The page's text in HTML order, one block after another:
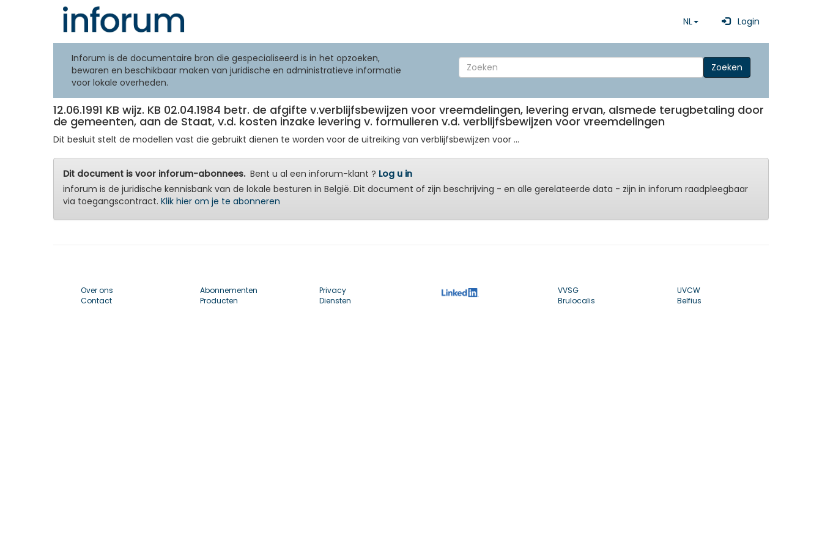
NL Login
Inforum is de documentaire bron die gespecialiseerd is in het opzoeken,
bewaren en beschikbaar maken van juridische en administratieve informatie
voor lokale overheden.
Zoeken
12.06.1991 KB wijz. KB 02.04.1984 betr. de afgifte v.verblijfsbewijzen voor vreemdelingen, levering ervan, alsmede terugbetaling door
de gemeenten, aan de Staat, v.d. kosten inzake levering v. formulieren v.d. verblijfsbewijzen voor vreemdelingen
Dit besluit stelt de modellen vast die gebruikt dienen te worden voor de uitreiking van verblijfsbewijzen voor ...
Dit document is voor inforum-abonnees.Bent u al een inforum-klant ? Log u in
inforum is de juridische kennisbank van de lokale besturen in België. Dit document of zijn beschrijving - en alle gerelateerde data - zijn in inforum raadpleegbaar
via toegangscontract. Klik hier om je te abonneren
Over ons
Contact
Abonnementen
Producten
Privacy
Diensten
VVSG
Brulocalis
UVCW
Belfius